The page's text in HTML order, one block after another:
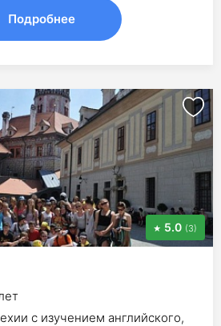
Подробнее
5.0 (3)
с изучением английского,